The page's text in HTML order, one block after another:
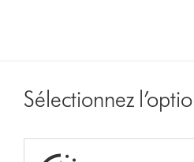
Sélectionnez